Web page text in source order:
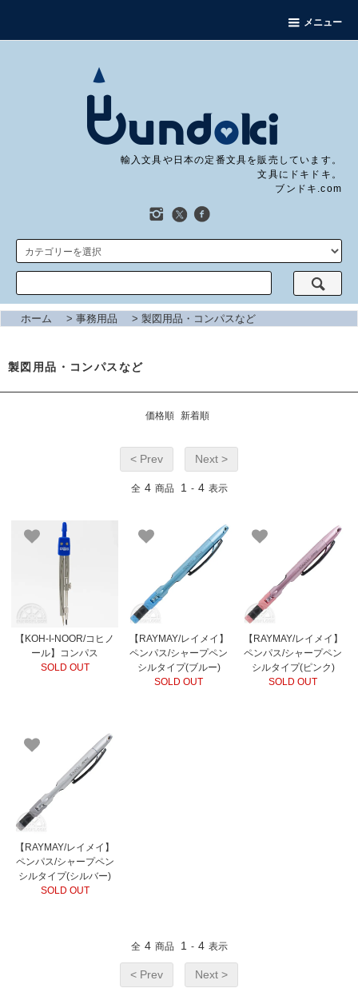
メニュー
輸入文具や日本の定番文具を販売しています。
文具にドキドキ。
ブンドキ.com
ホーム > 事務用品 > 製図用品・コンパスなど
製図用品・コンパスなど
価格順 新着順
< Prev Next >
全 4 商品 1 - 4 表示
【KOH-I-NOOR/コヒノ
ール】コンパス
SOLD OUT
【RAYMAY/レイメイ】
ペンパス/シャープペン
シルタイプ(ブルー)
SOLD OUT
【RAYMAY/レイメイ】
ペンパス/シャープペン
シルタイプ(ピンク)
SOLD OUT
【RAYMAY/レイメイ】
ペンパス/シャープペン
シルタイプ(シルバー)
SOLD OUT
全 4 商品 1 - 4 表示
< Prev Next >